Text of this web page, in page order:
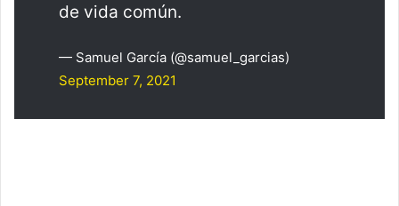
de vida común.
— Samuel García (@samuel_garcias)
September 7, 2021